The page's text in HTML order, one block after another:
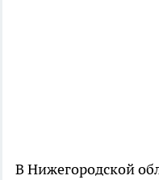
В Нижегородской